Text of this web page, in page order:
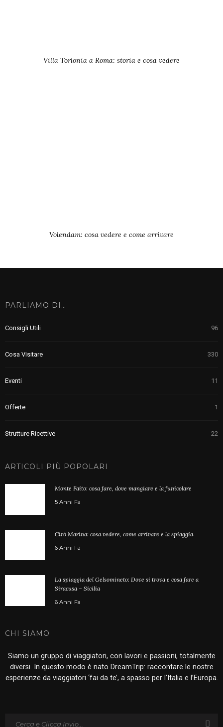
Villa Torlonia a Roma: storia e cosa vedere
Volendam: cosa vedere e come arrivare
PARLIAMO DI…
Consigli Utili 96
Cosa Visitare 330
Eventi 11
Offerte 1
Strutture Ricettive 22
ARTICOLI PIÙ POPOLARI
Monte Faito: cosa fare, dove mangiare e la funicolare
5 Anni Fa
Cirò Marina: cosa vedere, come arrivare e la spiaggia
6 Anni Fa
La spiaggia del Gelsomineto: Dove si trova e cosa fare a
Siracusa – Sicilia
6 Anni Fa
CHI SIAMO
Siamo un gruppo di viaggiatori, con lavori e passioni, totalmente
diversi. In questo modo è nato DreamTrip: raccontare le nostre
esperienze da viaggiatori ‘fai da te’, a spasso per l’Italia e l’Europa.